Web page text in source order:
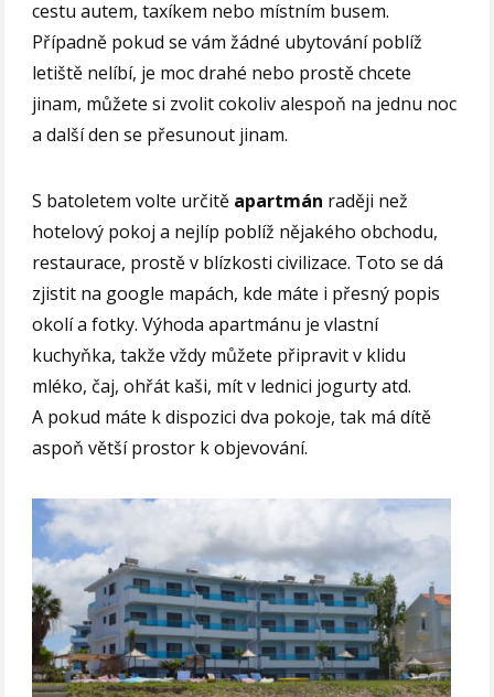
cestu autem, taxíkem nebo místním busem.
Případně pokud se vám žádné ubytování poblíž
letiště nelíbí, je moc drahé nebo prostě chcete
jinam, můžete si zvolit cokoliv alespoň na jednu noc
a další den se přesunout jinam.
S batoletem volte určitě apartmán raději než
hotelový pokoj a nejlíp poblíž nějakého obchodu,
restaurace, prostě v blízkosti civilizace. Toto se dá
zjistit na google mapách, kde máte i přesný popis
okolí a fotky. Výhoda apartmánu je vlastní
kuchyňka, takže vždy můžete připravit v klidu
mléko, čaj, ohřát kaši, mít v lednici jogurty atd.
A pokud máte k dispozici dva pokoje, tak má dítě
aspoň větší prostor k objevování.